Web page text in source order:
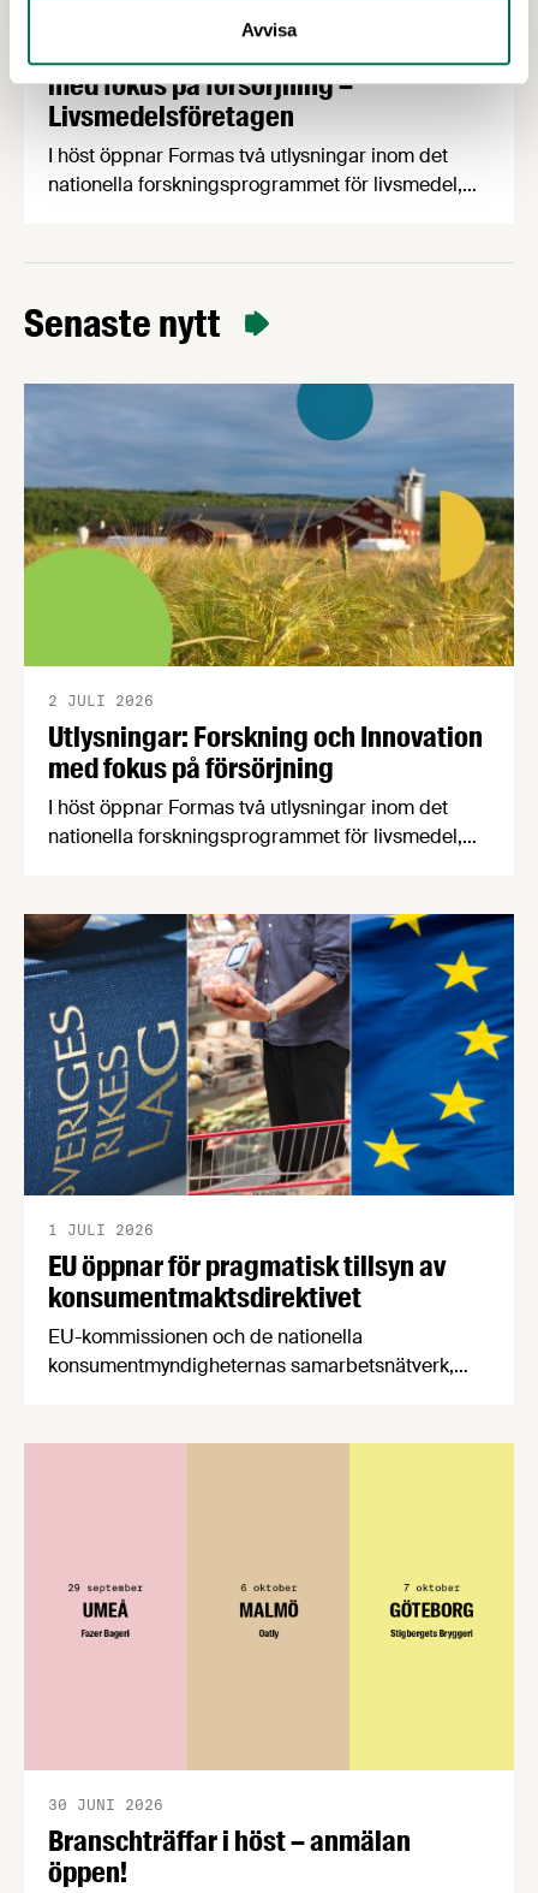
Avvisa
Utlysningar: Forskning och Innovation
med fokus på försörjning –
Livsmedelsföretagen
I höst öppnar Formas två utlysningar inom det
nationella forskningsprogrammet för livsmedel,
en motståndskraftig livsmedelsförsörjning”, och
stärker Sveriges livsmedelsförsörjning.
Senaste nytt
Utlysningar: Forskning och Innovation
med fokus på försörjning
2 JULI 2026
I höst öppnar Formas två utlysningar inom det
nationella forskningsprogrammet för livsmedel,
en motståndskraftig livsmedelsförsörjning", och
båda syftar till att bana väg för innovationer som
stärker Sveriges livsmedelsförsörjning.
EU öppnar för pragmatisk tillsyn av
konsumentmaktsdirektivet
1 JULI 2026
EU-kommissionen och de nationella
konsumentmyndigheternas samarbetsnätverk,
Branschträffar i höst – anmälan
öppen!
30 JUNI 2026